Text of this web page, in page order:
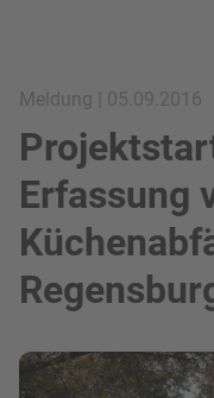
Meldung | 05.09.2016
Erfassung
Bild in Lightbox zeigen